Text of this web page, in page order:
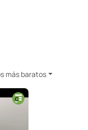
más baratos